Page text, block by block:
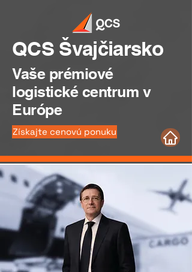
QCS Švajčiarsko
Vaše prémiové
logistické centrum v
Európe
Získajte cenovú ponuku